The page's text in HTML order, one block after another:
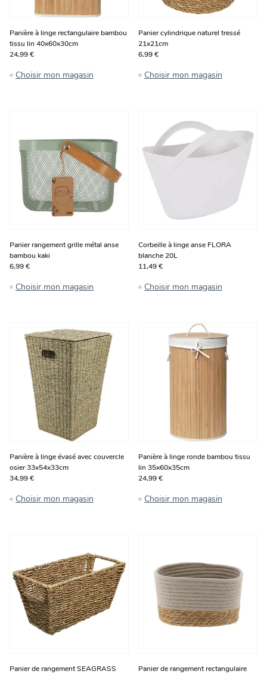
Panière à linge rectangulaire bambou
tissu lin 40x60x30cm
24,99 €
Choisir mon magasin
Panier cylindrique naturel tressé
21x21cm
6,99 €
Choisir mon magasin
Panier rangement grille métal anse
bambou kaki
6,99 €
Choisir mon magasin
Corbeille à linge anse FLORA
blanche 20L
11,49 €
Choisir mon magasin
Panière à linge évasé avec couvercle
osier 33x54x33cm
34,99 €
Choisir mon magasin
Panière à linge ronde bambou tissu
lin 35x60x35cm
24,99 €
Choisir mon magasin
Panier de rangement SEAGRASS
Panier de rangement rectangulaire